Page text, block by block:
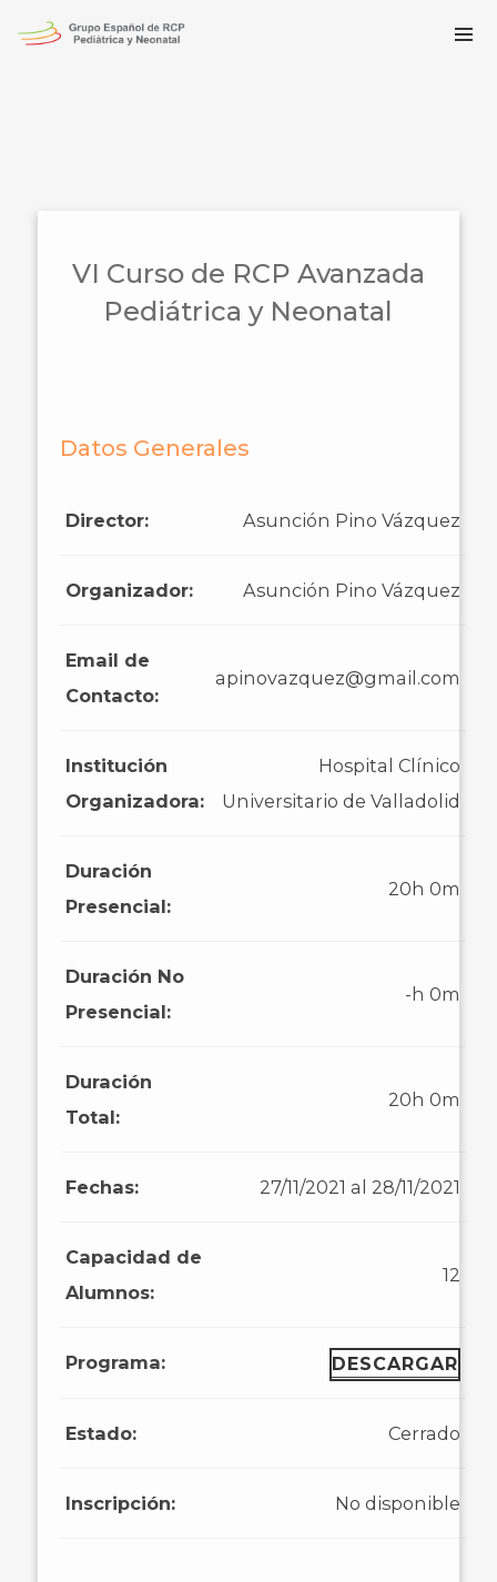
VI Curso de RCP Avanzada
Pediátrica y Neonatal
Datos Generales
Director: Asunción Pino Vázquez
Organizador: Asunción Pino Vázquez
Email de
Contacto:
apinovazquez@gmail.com
Institución
Organizadora:
Hospital Clínico
Universitario de Valladolid
Duración
Presencial:
20h 0m
Duración No
Presencial:
-h 0m
Duración
Total:
20h 0m
Fechas: 27/11/2021 al 28/11/2021
Capacidad de
Alumnos:
12
Programa: DESCARGAR
Estado: Cerrado
Inscripción: No disponible